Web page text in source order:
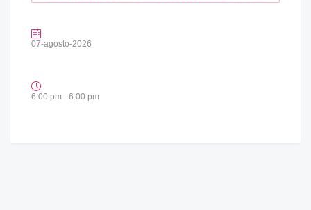
07-agosto-2026
6:00 pm - 6:00 pm